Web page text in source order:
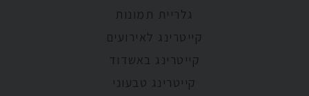
גלריית תמונות
קייטרינג לאירועים
קייטרינג באשדוד
קייטרינג טבעוני